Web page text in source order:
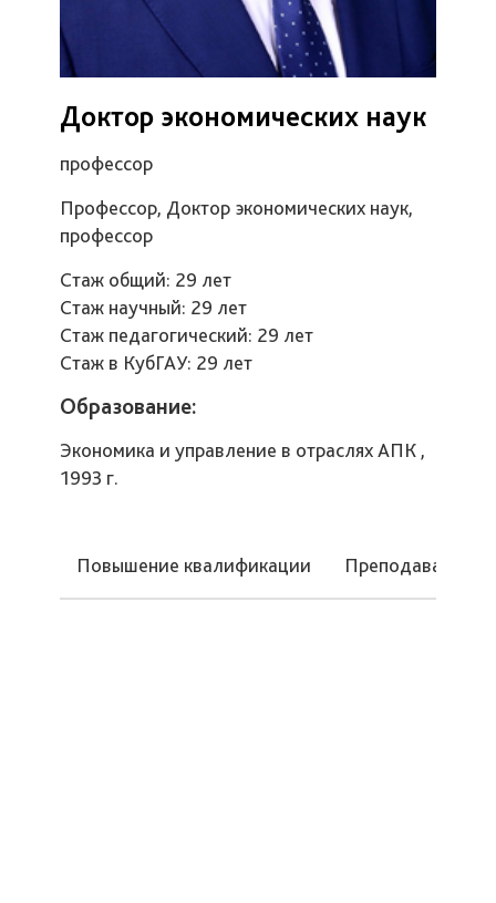
Доктор экономических наук
профессор
Профессор, Доктор экономических наук,
профессор
Стаж общий: 29 лет
Стаж научный: 29 лет
Стаж педагогический: 29 лет
Стаж в КубГАУ: 29 лет
Образование:
Экономика и управление в отраслях АПК ,
1993 г.
Повышение квалификации Преподаваемые